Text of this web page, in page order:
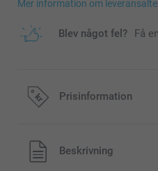
Mer information om
Blev något fel? Få
Prisinformation
Alla priser är i svenska
exklusive porto.
Beskrivning